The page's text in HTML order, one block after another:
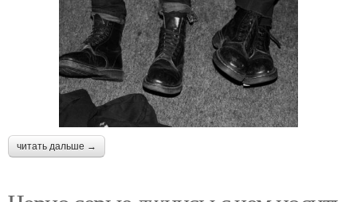
читать дальше →